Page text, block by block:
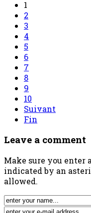
1
2
3
4
5
6
7
8
9
10
Suivant
Fin
Leave a comment
Make sure you
indicated by an
allowed.